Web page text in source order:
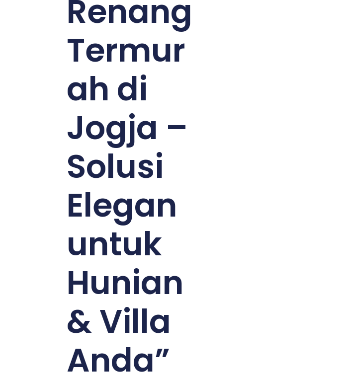
Renang
Termur
ah di
Jogja –
Solusi
Elegan
untuk
Hunian
& Villa
Anda”